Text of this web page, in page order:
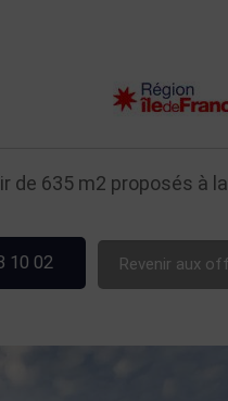
de 635 m2 proposés à
10 02 Revenir aux